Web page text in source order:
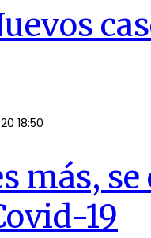
18:50
más,
19